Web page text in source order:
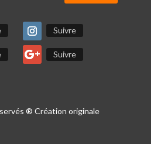
Suivre
Suivre
® Création originale